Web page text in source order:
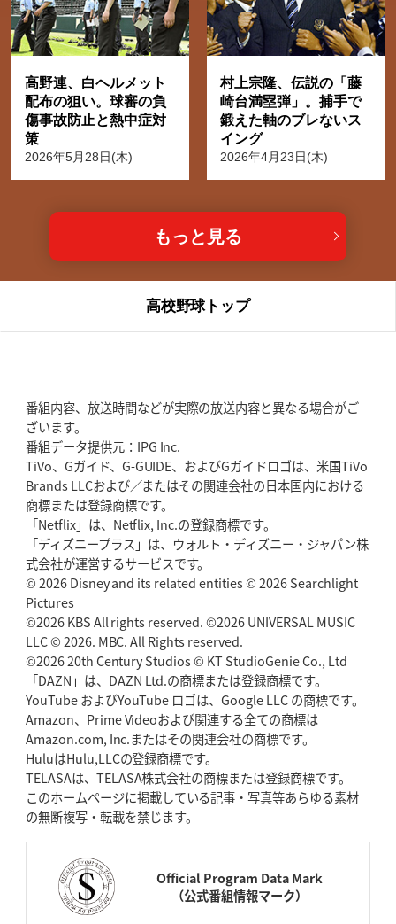
高野連、白ヘルメット
配布の狙い。球審の負
傷事故防止と熱中症対
策
2026年5月28日(木)
村上宗隆、伝説の「藤
崎台満塁弾」。捕手で
鍛えた軸のブレないス
イング
2026年4月23日(木)
もっと見る
高校野球トップ
番組内容、放送時間などが実際の放送内容と異なる場合がご
ざいます。
番組データ提供元：IPG Inc.
TiVo、Gガイド、G-GUIDE、およびGガイドロゴは、米国TiVo
Brands LLCおよび／またはその関連会社の日本国内における
商標または登録商標です。
「Netflix」は、Netflix, Inc.の登録商標です。
「ディズニープラス」は、ウォルト・ディズニー・ジャパン株
式会社が運営するサービスです。
© 2026 Disney and its related entities © 2026 Searchlight
Pictures
©2026 KBS All rights reserved. ©2026 UNIVERSAL MUSIC
LLC © 2026. MBC. All Rights reserved.
©2026 20th Century Studios © KT StudioGenie Co., Ltd
「DAZN」は、DAZN Ltd.の商標または登録商標です。
YouTube およびYouTube ロゴは、Google LLC の商標です。
Amazon、Prime Videoおよび関連する全ての商標は
Amazon.com, Inc.またはその関連会社の商標です。
HuluはHulu,LLCの登録商標です。
TELASAは、TELASA株式会社の商標または登録商標です。
このホームページに掲載している記事・写真等あらゆる素材
の無断複写・転載を禁じます。
Official Program Data Mark
（公式番組情報マーク）